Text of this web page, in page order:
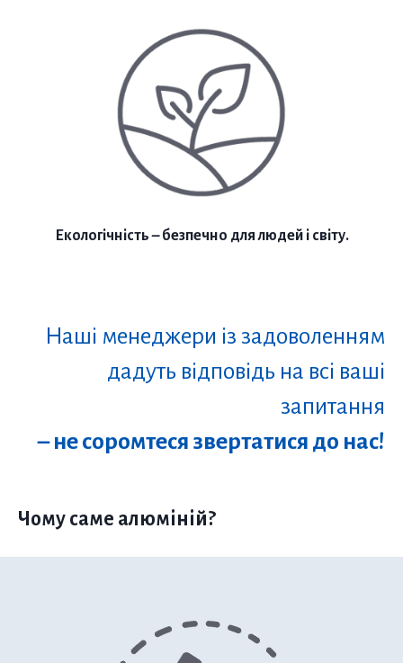
Екологічність – безпечно для людей і світу.
Наші менеджери із задоволенням
дадуть відповідь на всі ваші
запитання
– не соромтеся звертатися до нас!
Чому саме алюміній?